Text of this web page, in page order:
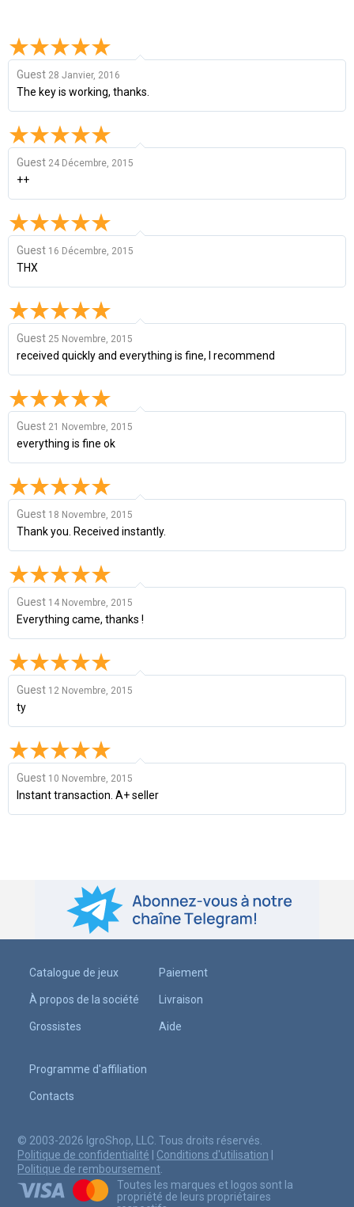
Guest 28 Janvier, 2016
The key is working, thanks.
Guest 24 Décembre, 2015
++
Guest 16 Décembre, 2015
THX
Guest 25 Novembre, 2015
received quickly and everything is fine, I recommend
Guest 21 Novembre, 2015
everything is fine ok
Guest 18 Novembre, 2015
Thank you. Received instantly.
Guest 14 Novembre, 2015
Everything came, thanks !
Guest 12 Novembre, 2015
ty
Guest 10 Novembre, 2015
Instant transaction. A+ seller
Catalogue de jeux
À propos de la société
Grossistes
Paiement
Livraison
Aide
Programme d'affiliation
Contacts
© 2003-2026 IgroShop, LLC. Tous droits réservés.
Politique de confidentialité | Conditions d'utilisation |
Politique de remboursement
Toutes les marques et logos sont la
propriété de leurs propriétaires